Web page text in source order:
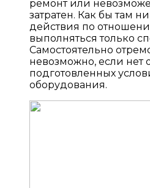
ремонт или
затратен. Как бы там
действия по
выполняться только
Самостоятельно
невозможно, если нет
подготовленных
оборудования.